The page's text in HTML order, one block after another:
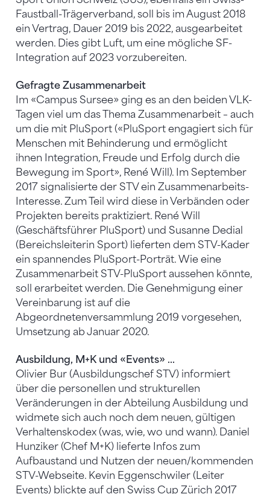
Faustball-Trägerverband, soll bis im August 2018
ein Vertrag, Dauer 2019 bis 2022, ausgearbeitet
werden. Dies gibt Luft, um eine mögliche SF-
Integration auf 2023 vorzubereiten.
Gefragte Zusammenarbeit
Im «Campus Sursee» ging es an den beiden VLK-
Tagen viel um das Thema Zusammenarbeit – auch
um die mit PluSport («PluSport engagiert sich für
Menschen mit Behinderung und ermöglicht
ihnen Integration, Freude und Erfolg durch die
Bewegung im Sport», René Will). Im September
2017 signalisierte der STV ein Zusammenarbeits-
Interesse. Zum Teil wird diese in Verbänden oder
Projekten bereits praktiziert. René Will
(Geschäftsführer PluSport) und Susanne Dedial
(Bereichsleiterin Sport) lieferten dem STV-Kader
ein spannendes PluSport-Porträt. Wie eine
Zusammenarbeit STV-PluSport aussehen könnte,
soll erarbeitet werden. Die Genehmigung einer
Vereinbarung ist auf die
Abgeordnetenversammlung 2019 vorgesehen,
Umsetzung ab Januar 2020.
Ausbildung, M+K und «Events» ...
Olivier Bur (Ausbildungschef STV) informiert
über die personellen und strukturellen
Veränderungen in der Abteilung Ausbildung und
widmete sich auch noch dem neuen, gültigen
Verhaltenskodex (was, wie, wo und wann). Daniel
Hunziker (Chef M+K) lieferte Infos zum
Aufbaustand und Nutzen der neuen/kommenden
STV-Webseite. Kevin Eggenschwiler (Leiter
Events) blickte auf den Swiss Cup Zürich 2017